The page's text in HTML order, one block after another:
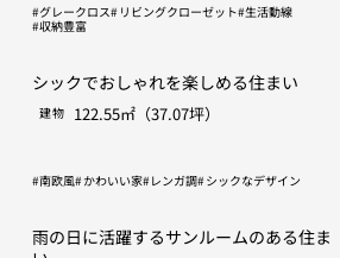
グレークロス リビングクローゼット 生活動線
収納豊富
シックでおしゃれを楽しめる住まい
建物 122.55㎡（37.07坪）
南欧風 かわいい家 レンガ調 シックなデザイン
雨の日に活躍するサンルームのある住ま